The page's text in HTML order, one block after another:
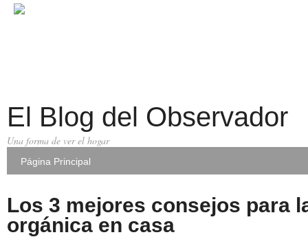
El Blog del Observador
Una forma de ver el hogar
Página Principal
Los 3 mejores consejos para
orgánica en casa